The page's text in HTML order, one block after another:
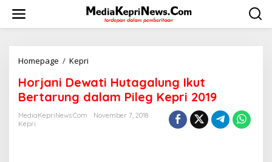
w
Homepage / Kepri
r
j
a
Horjani Dewati Hutagalung Ikut
Bertarung dalam Pileg Kepri 2019
MediaKepriNews.com
November 7, 2018
Kepri